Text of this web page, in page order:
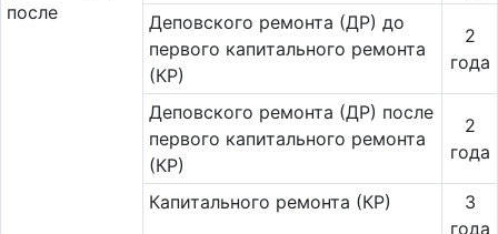
после
Деповского ремонта (ДР) до
первого капитального ремонта
(КР)
2
года
Деповского ремонта (ДР) после
первого капитального ремонта
(КР)
2
года
Капитального ремонта (КР)
3
года